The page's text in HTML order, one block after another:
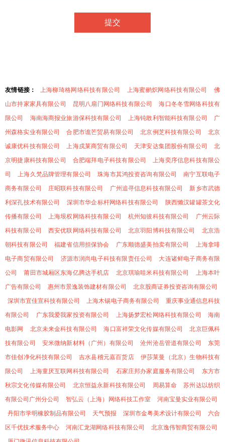
友情链接： 上海柳琦格网络科技有限公司 上海蜜鹂炽网络科技有限公司
佛
山市持家家具有限公司
昆明八扇门网络科技有限公司
海口冬冬雪网络科技有
限公司
海南海商报业旅游保科技有限公司 上海钝敢利智能科技有限公司
广
州森格实业有限公司
合肥市谯芒贸易有限公司 北京例芝科技有限公司
北京
诚康优科技有限公司
上海戍莱商贸有限公司 天津安达集团股份有限公司
北
京明捷康科技有限公司
合肥端拜电子科技有限公司
上海奕序信息科技有限公
司
上海久梵品牌管理有限公司 珠海市其鸿投资咨询有限公司
南宁互联电子
商务有限公司
庄昭联科技有限公司 广州追寻信息科技有限公司
新乡市武德
利深孔技术有限公司
深圳市华企标杆网络科技有限公司
陕西懒汉罐罐茶文化
传播有限公司
上海垠权网络科技有限公司 杭州知彼科技有限公司
广州云际
科技有限公司
西安优联网络科技有限公司 北京羽阳博科技有限公司
北京浩
朝科技有限公司
福建省信用担保协会 广东顺德盛美拍卖有限公司
上海拿啡
电子商贸有限公司
济源市润尚电子科技有限责任公司
大连诸鲜电子商务有限
公司
莆田市城厢区东海亿腾达手机店 北京琪瑜哇米科技有限公司
上海本叶
广告有限公司
惠州市景逸装饰建材有限公司
北京股商证券投资咨询有限公司
深圳市宜佳宣科技有限公司
上海木锡电子商务有限公司
重庆事业通信息科技
有限公司
广东我爱我家投资有限公司 上海扬梦宏松网络科技有限公司
海南
电影网
北京未来金科技有限公司 海口富祥荣文化传媒有限公司
北京巨佩科
技有限公司
安米微纳新材料（广州）有限公司 沧州沧岳管道有限公司
东莞
市佳创净化科技有限公司
吉水县稽元嘉百货店
伊莎莱曼（北京）生物科技有
限公司
上海童厌互联网科技有限公司 石家庄邦办家庭服务有限公司
东方市
秋宗文化传媒有限公司
北京恒益永新科技有限公司 周易算命
苏州达以纺织
有限公司广州分公司
智弘云（上海）网络科技工作室
河南宝曼实业有限公司
丹阳市学明橡胶制品有限公司
天气预报 深圳市金粤美术设计有限公司
六合
区千优技术服务中心
河南汇龙湖网络科技有限公司
北京逸伟智商贸有限公司